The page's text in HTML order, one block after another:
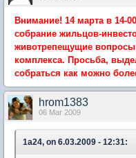
Внимание! 14 марта в 14-
собрание жильцов-
животрепещущие вопросы
комплекса. Просьба,
собраться как можно
hrom1383
06 Mar 2009
1a24, on 6.03.2009 - 12:31: